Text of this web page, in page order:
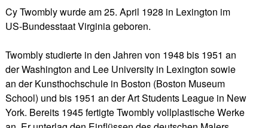
Cy Twombly wurde am 25. April 1928 in Lexington im
US-Bundesstaat Virginia geboren.
Twombly studierte in den Jahren von 1948 bis 1951 an
der Washington and Lee University in Lexington sowie
an der Kunsthochschule in Boston (Boston Museum
School) und bis 1951 an der Art Students League in New
York. Bereits 1945 fertigte Twombly vollplastische Werke